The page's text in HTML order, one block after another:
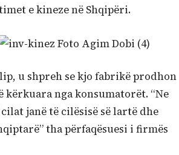
e kineze në Shqipëri.
u shpreh se kjo fabrikë prodhon
kërkuara nga konsumatorët. “Ne
janë të cilësisë së lartë dhe
tha përfaqësuesi i firmës